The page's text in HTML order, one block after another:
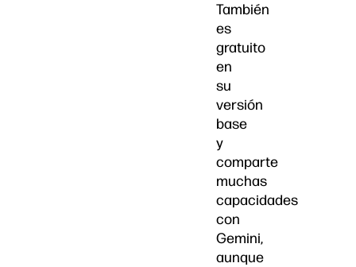
También
es
gratuito
en
su
versión
base
y
comparte
muchas
capacidades
con
Gemini,
aunque